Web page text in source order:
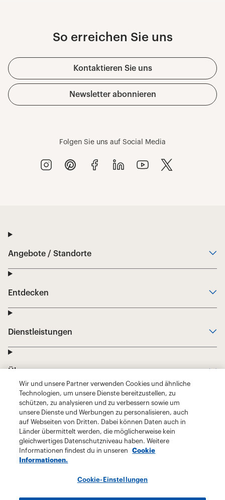
Wir und unsere Partner verwenden Cookies und ähnliche
Technologien, um unsere Dienste bereitzustellen, zu
schützen, zu analysieren und zu verbessern sowie um
unsere Dienste und Werbungen zu personalisieren, auch
auf Webseiten von Dritten. Dabei können Daten auch in
Länder übermittelt werden, die möglicherweise kein
gleichwertiges Datenschutzniveau haben. Weitere
Informationen findest du in unseren
Cookie
Informationen.
Cookie-Einstellungen